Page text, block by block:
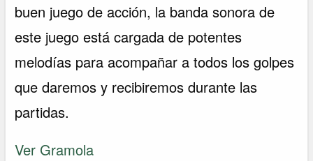
buen juego de acción, la banda sonora de
este juego está cargada de potentes
melodías para acompañar a todos los golpes
que daremos y recibiremos durante las
partidas.
Ver Gramola